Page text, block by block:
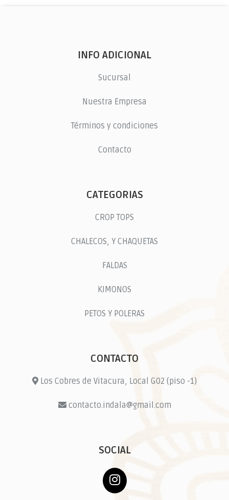
INFO ADICIONAL
Sucursal
Nuestra Empresa
Términos y condiciones
Contacto
CATEGORIAS
CROP TOPS
CHALECOS, Y CHAQUETAS
FALDAS
KIMONOS
PETOS Y POLERAS
CONTACTO
Los Cobres de Vitacura, Local G02 (piso -1)
contacto.indala@gmail.com
SOCIAL